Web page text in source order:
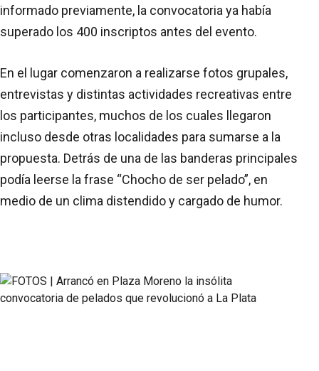
informado previamente, la convocatoria ya había
superado los 400 inscriptos antes del evento.
En el lugar comenzaron a realizarse fotos grupales,
entrevistas y distintas actividades recreativas entre
los participantes, muchos de los cuales llegaron
incluso desde otras localidades para sumarse a la
propuesta. Detrás de una de las banderas principales
podía leerse la frase “Chocho de ser pelado”, en
medio de un clima distendido y cargado de humor.